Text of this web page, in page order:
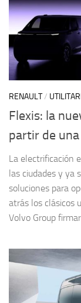
RENAULT/
Flexis: la
partir de
La electrificación
las ciudades y ya
soluciones para
atrás los clásicos
Volvo Group